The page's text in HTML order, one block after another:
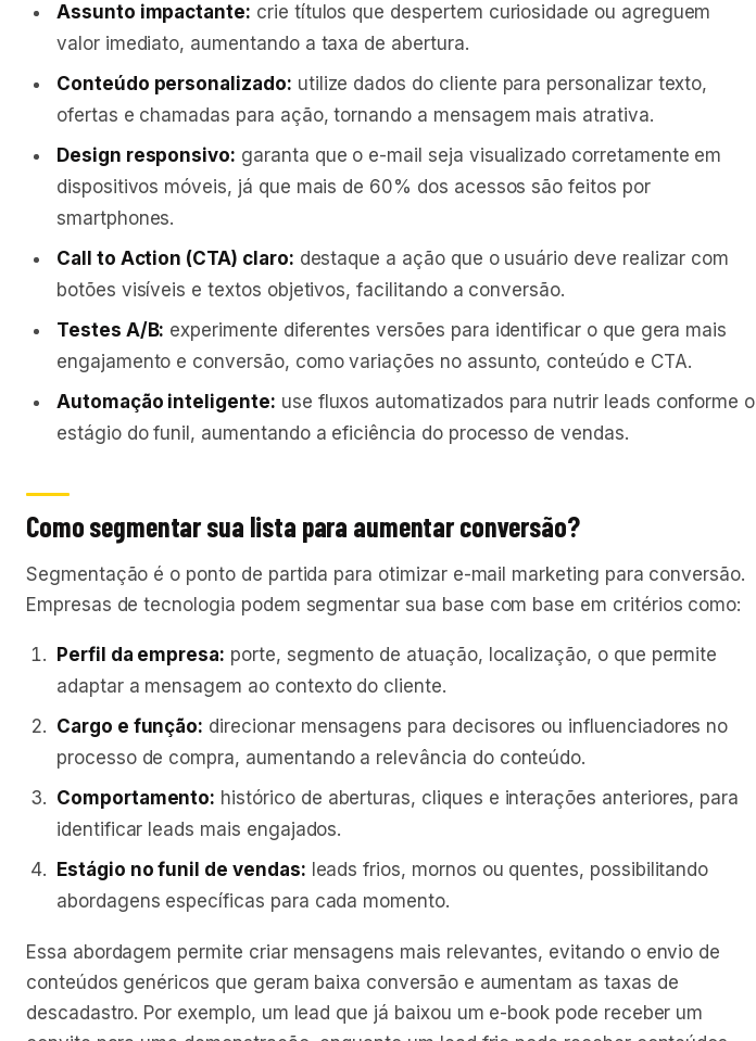
Assunto impactante: crie títulos que despertem curiosidade ou agreguem
valor imediato, aumentando a taxa de abertura.
Conteúdo personalizado: utilize dados do cliente para personalizar texto,
ofertas e chamadas para ação, tornando a mensagem mais atrativa.
Design responsivo: garanta que o e-mail seja visualizado corretamente em
dispositivos móveis, já que mais de 60% dos acessos são feitos por
smartphones.
Call to Action (CTA) claro: destaque a ação que o usuário deve realizar com
botões visíveis e textos objetivos, facilitando a conversão.
Testes A/B: experimente diferentes versões para identificar o que gera mais
engajamento e conversão, como variações no assunto, conteúdo e CTA.
Automação inteligente: use fluxos automatizados para nutrir leads conforme o
estágio do funil, aumentando a eficiência do processo de vendas.
Como segmentar sua lista para aumentar conversão?
Segmentação é o ponto de partida para otimizar e-mail marketing para conversão.
Empresas de tecnologia podem segmentar sua base com base em critérios como:
Perfil da empresa: porte, segmento de atuação, localização, o que permite
adaptar a mensagem ao contexto do cliente.
Cargo e função: direcionar mensagens para decisores ou influenciadores no
processo de compra, aumentando a relevância do conteúdo.
Comportamento: histórico de aberturas, cliques e interações anteriores, para
identificar leads mais engajados.
Estágio no funil de vendas: leads frios, mornos ou quentes, possibilitando
abordagens específicas para cada momento.
Essa abordagem permite criar mensagens mais relevantes, evitando o envio de
conteúdos genéricos que geram baixa conversão e aumentam as taxas de
descadastro. Por exemplo, um lead que já baixou um e-book pode receber um